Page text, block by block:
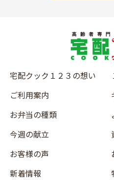
宅配クック１２３の想い
ご利用案内
お弁当の種類
今週の献立
お客様の声
新着情報